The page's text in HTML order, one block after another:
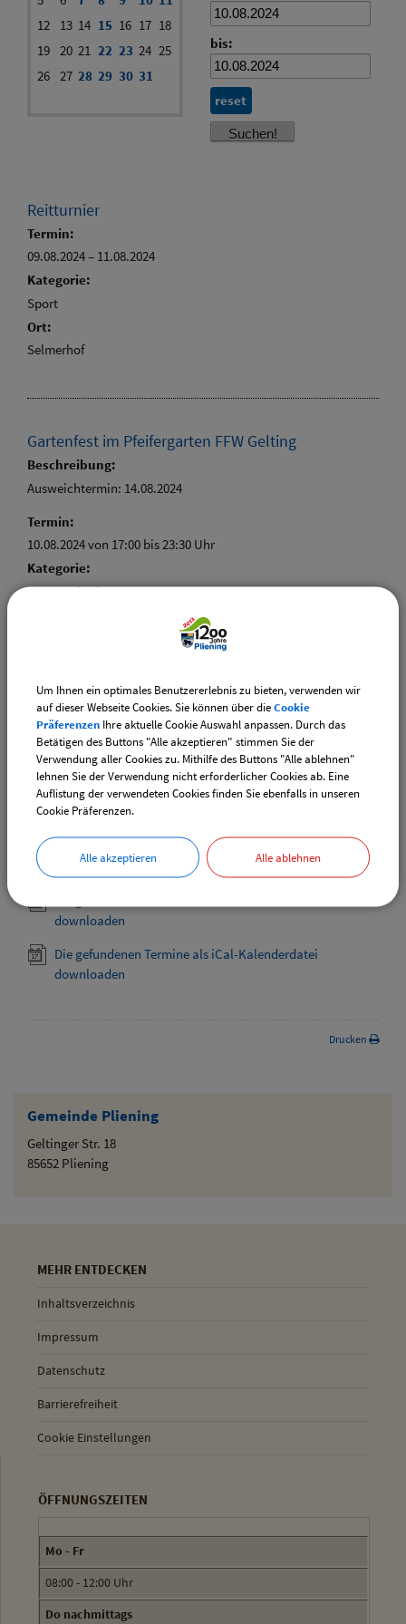
Gemeinde Pliening
Geltinger Str. 18
85652 Pliening
12
13 14 15 16 17 18
19 20 21 22 23 24 25
26 27 28 29 30 31
bis:
reset
Reitturnier
Termin:
09.08.2024– 11.08.2024
Kategorie:
Sport
Ort:
Selmerhof
Gartenfest im Pfeifergarten FFW Gelting
Beschreibung:
Ausweichtermin: 14.08.2024
Termin:
10.08.2024 von 17:00 bis 23:30 Uhr
Kategorie:
Feste und Feiern
Weiterführende Links
Vereinsangebote speziell für junge Leute
Diese Vereine bieten Veranstaltungen speziell für junge
Downloads
downloaden
Die gefundenen Termine als iCal-Kalenderdatei
downloaden
Drucken
MEHR ENTDECKEN
Inhaltsverzeichnis
Impressum
Datenschutz
Barrierefreiheit
Cookie Einstellungen
ÖFFNUNGSZEITEN
Mo - Fr
08:00 - 12:00 Uhr
Do nachmittags
Um Ihnen ein optimales Benutzererlebnis zu bieten, verwenden wir
auf dieser Webseite Cookies. Sie können über dieCookie
Präferenzen Ihre aktuelle Cookie Auswahl anpassen. Durch das
Betätigen des Buttons "Alle akzeptieren" stimmen Sie der
Verwendung aller Cookies zu. Mithilfe des Buttons "Alle ablehnen"
lehnen Sie der Verwendung nicht erforderlicher Cookies ab. Eine
Auflistung der verwendeten Cookies finden Sie ebenfalls in unseren
Cookie Präferenzen.
Alle akzeptieren Alle ablehnen